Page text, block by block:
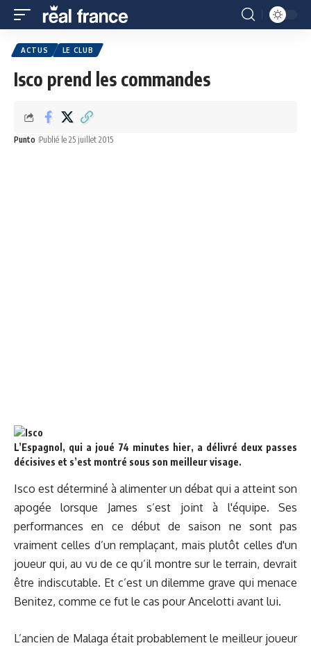
ACTUS LE CLUB
Isco prend les commandes
Punto Publié le 25 juillet 2015
L’Espagnol, qui a joué 74 minutes hier, a délivré deux passes
décisives et s’est montré sous son meilleur visage.
Isco est déterminé à alimenter un débat qui a atteint son
apogée lorsque James s’est joint à l'équipe. Ses
performances en ce début de saison ne sont pas
vraiment celles d’un remplaçant, mais plutôt celles d'un
joueur qui, au vu de ce qu’il montre sur le terrain, devrait
être indiscutable. Et c’est un dilemme grave qui menace
Benitez, comme ce fut le cas pour Ancelotti avant lui.
L’ancien de Malaga était probablement le meilleur joueur